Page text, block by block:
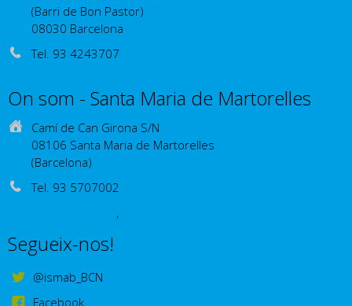
(Barri de Bon Pastor)
08030 Barcelona
Tel. 93 4243707
On som - Santa Maria de Martorelles
Camí de Can Girona S/N
08106 Santa Maria de Martorelles
(Barcelona)
Tel. 93 5707002
,
Segueix-nos!
@ismab_BCN
Facebook